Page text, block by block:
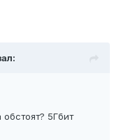
5Гбит